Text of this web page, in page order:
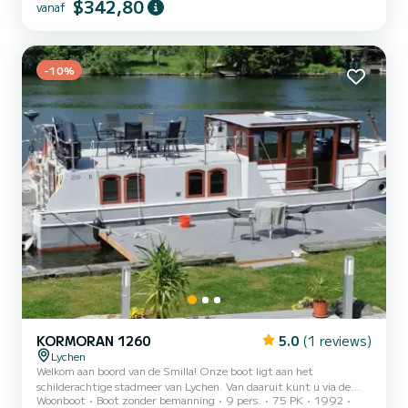
zonder vaarbewijs. Met 48 vierkante meter woonoppervlak en een
uitrusting en slimme details garanderen jou een ontspannen en
onvergete...
vanaf $342,80
-10%
KORMORAN 1260 5.0 (1 reviews)
Lychen
Welkom aan boord van de Smilla! Onze boot ligt aan het
schilderachtige stadmeer van Lychen. Van daaruit kunt u via de
Boven-Havel-Waterweg het hele Mecklenburgse merengebied
Woonboot Boot zonder bemanning 9 pers. 75 PK
1992